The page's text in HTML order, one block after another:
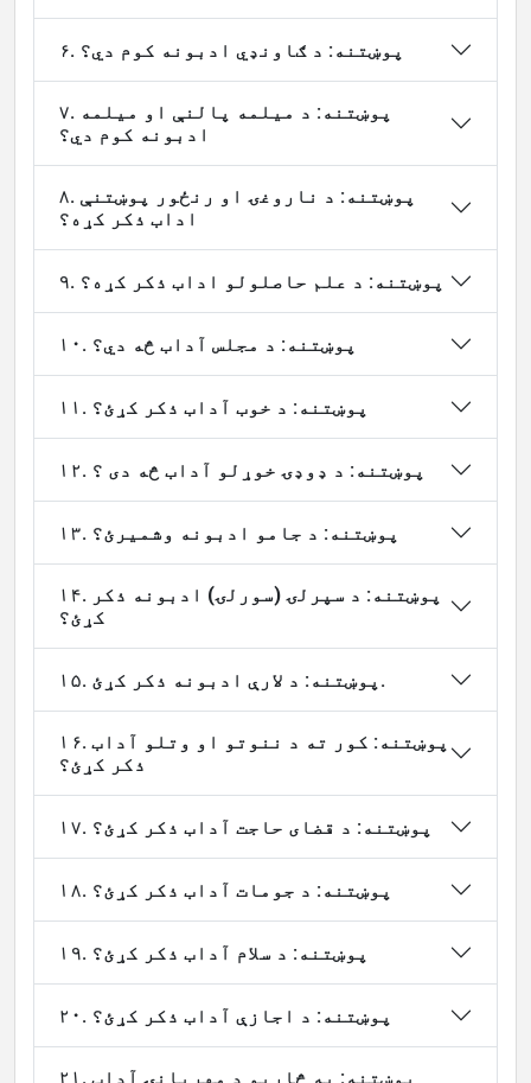
۶. پوښتنه: د ګاونډي ادبونه کوم دي؟
۷. پوښتنه: د میلمه پالنې او میلمه
ادبونه کوم دي؟
۸. پوښتنه: د ناروغۍ او رنځور پوښتنې
اداب ذکر کړه؟
۹. پوښتنه: د علم حاصلولو اداب ذکر کړه؟
۱۰. پوښتنه: د مجلس آداب څه دي؟
۱۱. پوښتنه: د خوب آداب ذکر کړئ؟
۱۲. پوښتنه: د ډوډۍ خوړلو آداب څه دی ؟
۱۳. پوښتنه: د جامو ادبونه وشمیرئ؟
۱۴. پوښتنه: د سپرلۍ (سورلۍ) ادبونه ذکر
کړئ؟
۱۵. پوښتنه: د لارې ادبونه ذکر کړئ.
۱۶. پوښتنه: کور ته د ننوتو او وتلو آداب
ذکر کړئ؟
۱۷. پوښتنه: د قضای حاجت آداب ذکر کړئ؟
۱۸. پوښتنه: د جومات آداب ذکر کړئ؟
۱۹. پوښتنه: د سلام آداب ذکر کړئ؟
۲۰. پوښتنه: د اجازې آداب ذکر کړئ؟
۲۱. پوښتنه: په څاریو د مهربانۍ آداب